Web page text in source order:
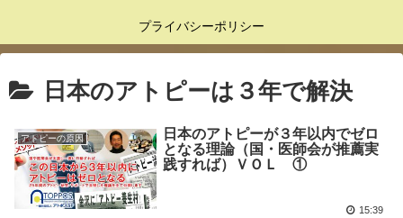
プライバシーポリシー
日本のアトピーは３年で解決
アトピーの原因
日本のアトピーが３年以内でゼロ
となる理論（国・医師会が推薦実
践すれば）ＶＯＬ ①
15:39